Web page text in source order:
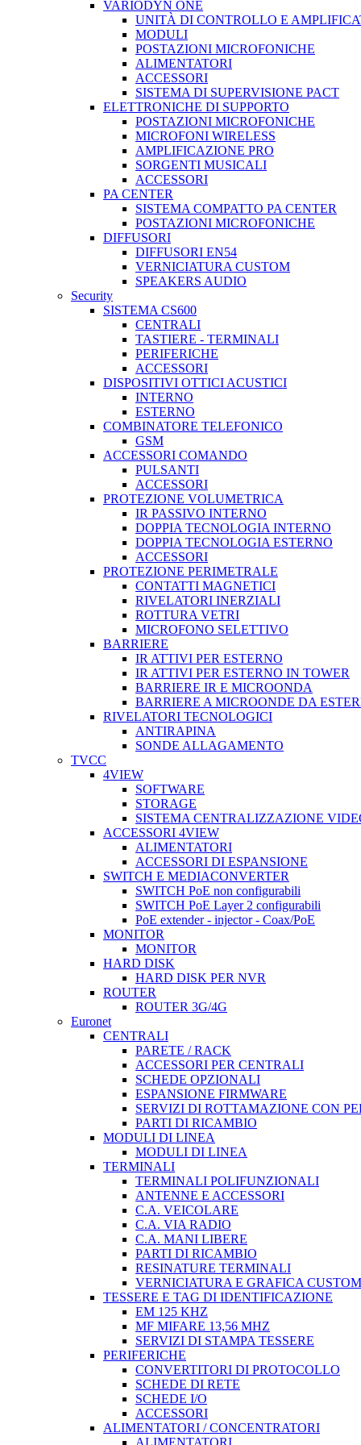
VARIODYN ONE
UNITÀ DI CONTROLLO E
MODULI
POSTAZIONI MICROFONICHE
ALIMENTATORI
ACCESSORI
SISTEMA DI SUPERVISIONE PACT
ELETTRONICHE DI SUPPORTO
POSTAZIONI MICROFONICHE
MICROFONI WIRELESS
AMPLIFICAZIONE PRO
SORGENTI MUSICALI
ACCESSORI
PA CENTER
SISTEMA COMPATTO PA CENTER
POSTAZIONI MICROFONICHE
DIFFUSORI
DIFFUSORI EN54
VERNICIATURA CUSTOM
SPEAKERS AUDIO
Security
SISTEMA CS600
CENTRALI
TASTIERE - TERMINALI
PERIFERICHE
ACCESSORI
DISPOSITIVI OTTICI ACUSTICI
INTERNO
ESTERNO
COMBINATORE TELEFONICO
GSM
ACCESSORI COMANDO
PULSANTI
ACCESSORI
PROTEZIONE VOLUMETRICA
IR PASSIVO INTERNO
DOPPIA TECNOLOGIA INTERNO
DOPPIA TECNOLOGIA ESTERNO
ACCESSORI
PROTEZIONE PERIMETRALE
CONTATTI MAGNETICI
RIVELATORI INERZIALI
ROTTURA VETRI
MICROFONO SELETTIVO
BARRIERE
IR ATTIVI PER ESTERNO
IR ATTIVI PER ESTERNO IN TOWER
BARRIERE IR E MICROONDA
BARRIERE A MICROONDE DA
RIVELATORI TECNOLOGICI
ANTIRAPINA
SONDE ALLAGAMENTO
TVCC
4VIEW
SOFTWARE
STORAGE
SISTEMA CENTRALIZZAZIONE
ACCESSORI 4VIEW
ALIMENTATORI
ACCESSORI DI ESPANSIONE
SWITCH E MEDIACONVERTER
SWITCH PoE non configurabili
SWITCH PoE Layer 2 configurabili
PoE extender - injector - Coax/PoE
MONITOR
MONITOR
HARD DISK
HARD DISK PER NVR
ROUTER
ROUTER 3G/4G
Euronet
CENTRALI
PARETE / RACK
ACCESSORI PER CENTRALI
SCHEDE OPZIONALI
ESPANSIONE FIRMWARE
SERVIZI DI ROTTAMAZIONE CON
PARTI DI RICAMBIO
MODULI DI LINEA
MODULI DI LINEA
TERMINALI
TERMINALI POLIFUNZIONALI
ANTENNE E ACCESSORI
C.A. VEICOLARE
C.A. VIA RADIO
C.A. MANI LIBERE
PARTI DI RICAMBIO
RESINATURE TERMINALI
VERNICIATURA E GRAFICA CUSTOM
TESSERE E TAG DI IDENTIFICAZIONE
EM 125 KHZ
MF MIFARE 13,56 MHZ
SERVIZI DI STAMPA TESSERE
PERIFERICHE
CONVERTITORI DI PROTOCOLLO
SCHEDE DI RETE
SCHEDE I/O
ACCESSORI
ALIMENTATORI / CONCENTRATORI
ALIMENTATORI